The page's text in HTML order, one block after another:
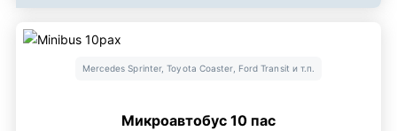
Mercedes Sprinter, Toyota Coaster, Ford Transit и т.п.
Микроавтобус 10 пас